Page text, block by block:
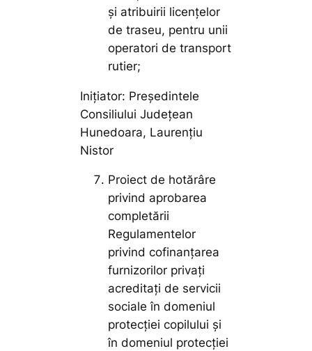
și atribuirii licențelor
de traseu, pentru unii
operatori de transport
rutier;
Inițiator: Președintele
Consiliului Județean
Hunedoara, Laurențiu
Nistor
Proiect de hotărâre
privind aprobarea
completării
Regulamentelor
privind cofinanţarea
furnizorilor privaţi
acreditaţi de servicii
sociale în domeniul
protecţiei copilului şi
în domeniul protecţiei